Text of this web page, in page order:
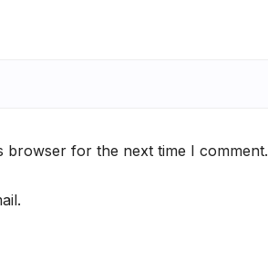
browser for the next time I comment.